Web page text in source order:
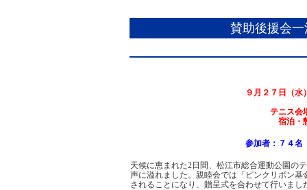
賛助後援会
９月２７日（
テニス
宿泊・
参加者：７４
天候に恵まれた2日間、松江市総合運動公園の
声に溢れました。親睦会では「ピンクリボン
されることになり、贈呈式を合わせて行いまし